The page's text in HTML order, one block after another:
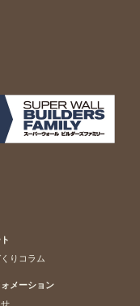
りコラム
メーション